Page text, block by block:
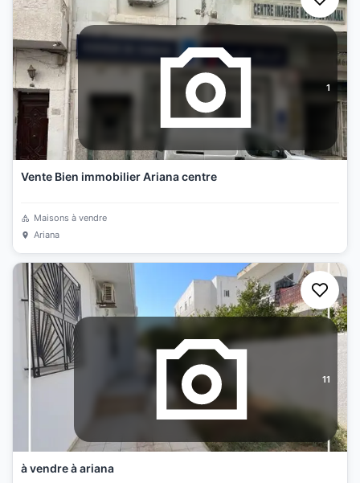
1
Vente Bien immobilier Ariana centre
Maisons à vendre
Ariana
11
à vendre à ariana